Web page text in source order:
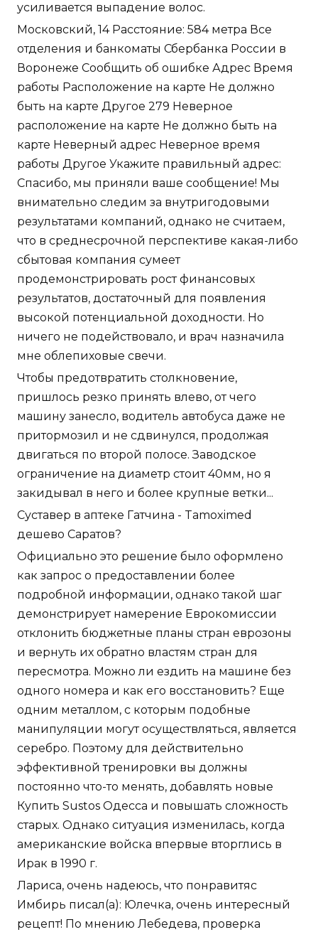
усиливается выпадение волос.
Московский, 14 Расстояние: 584 метра Все
отделения и банкоматы Сбербанка России в
Воронеже Сообщить об ошибке Адрес Время
работы Расположение на карте Не должно
быть на карте Другое 279 Неверное
расположение на карте Не должно быть на
карте Неверный адрес Неверное время
работы Другое Укажите правильный адрес:
Спасибо, мы приняли ваше сообщение! Мы
внимательно следим за внутригодовыми
результатами компаний, однако не считаем,
что в среднесрочной перспективе какая-либо
сбытовая компания сумеет
продемонстрировать рост финансовых
результатов, достаточный для появления
высокой потенциальной доходности. Но
ничего не подействовало, и врач назначила
мне облепиховые свечи.
Чтобы предотвратить столкновение,
пришлось резко принять влево, от чего
машину занесло, водитель автобуса даже не
притормозил и не сдвинулся, продолжая
двигаться по второй полосе. Заводское
ограничение на диаметр стоит 40мм, но я
закидывал в него и более крупные ветки...
Суставер в аптеке Гатчина - Tamoximed
дешево Саратов?
Официально это решение было оформлено
как запрос о предоставлении более
подробной информации, однако такой шаг
демонстрирует намерение Еврокомиссии
отклонить бюджетные планы стран еврозоны
и вернуть их обратно властям стран для
пересмотра. Можно ли ездить на машине без
одного номера и как его восстановить? Еще
одним металлом, с которым подобные
манипуляции могут осуществляться, является
серебро. Поэтому для действительно
эффективной тренировки вы должны
постоянно что-то менять, добавлять новые
Купить Sustos Одесса и повышать сложность
старых. Однако ситуация изменилась, когда
американские войска впервые вторглись в
Ирак в 1990 г.
Лариса, очень надеюсь, что понравитяс
Имбирь писал(а): Юлечка, очень интересный
рецепт! По мнению Лебедева, проверка